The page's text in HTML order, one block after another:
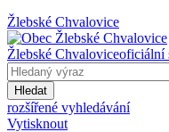
Žlebské Chvalovice
Žlebské Chvaloviceoficiální
Hledat
rozšířené vyhledávání
Vytisknout